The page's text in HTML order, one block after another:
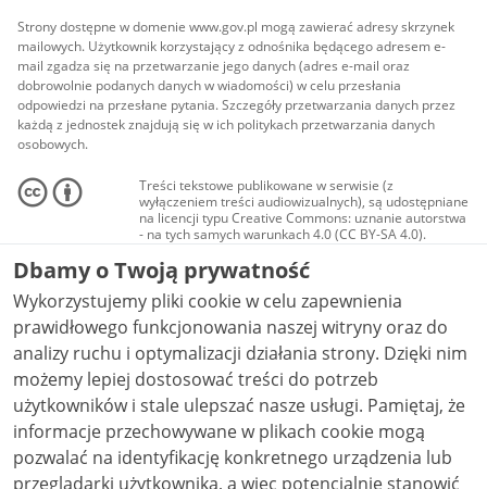
Strony dostępne w domenie www.gov.pl mogą zawierać adresy skrzynek
mailowych. Użytkownik korzystający z odnośnika będącego adresem e-
mail zgadza się na przetwarzanie jego danych (adres e-mail oraz
dobrowolnie podanych danych w wiadomości) w celu przesłania
odpowiedzi na przesłane pytania. Szczegóły przetwarzania danych przez
każdą z jednostek znajdują się w ich politykach przetwarzania danych
osobowych.
Treści tekstowe publikowane w serwisie (z
wyłączeniem treści audiowizualnych), są udostępniane
na licencji typu Creative Commons: uznanie autorstwa
- na tych samych warunkach 4.0 (CC BY-SA 4.0).
Materiały audiowizualne, w tym zdjęcia, materiały
audio i wideo, są udostępniane na licencji typu
Creative Commons: uznanie autorstwa użycie
niekomercyjne - bez utworów zależnych 4.0 (CC BY-
NC-ND 4.0), o ile nie jest to stwierdzone inaczej.
Dbamy o Twoją prywatność
Wykorzystujemy pliki cookie w celu zapewnienia
prawidłowego funkcjonowania naszej witryny oraz do
analizy ruchu i optymalizacji działania strony. Dzięki nim
możemy lepiej dostosować treści do potrzeb
użytkowników i stale ulepszać nasze usługi. Pamiętaj, że
informacje przechowywane w plikach cookie mogą
pozwalać na identyfikację konkretnego urządzenia lub
przeglądarki użytkownika, a więc potencjalnie stanowić